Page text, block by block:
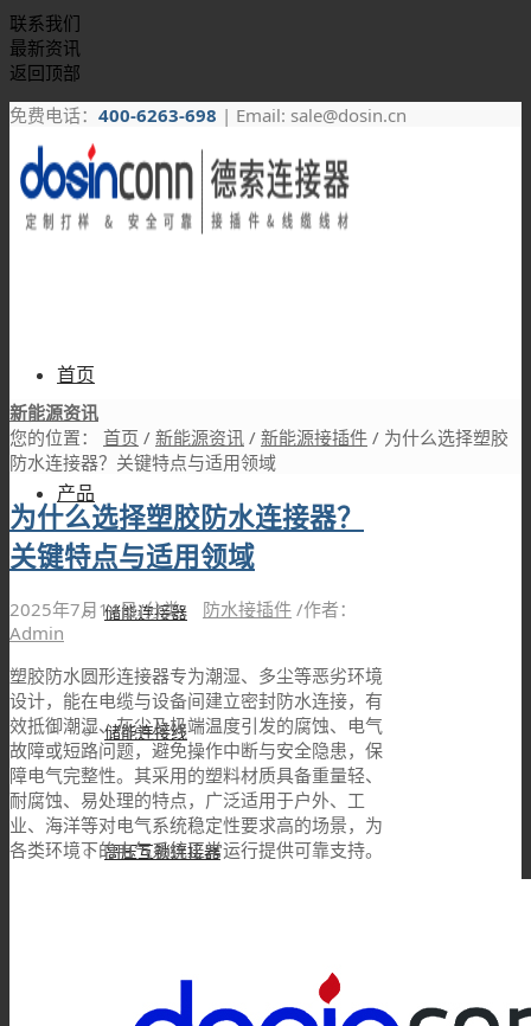
联系我们
最新资讯
返回顶部
免费电话： 400-6263-698 | Email: sale@dosin.cn
首页
产品
储能连接器
储能连接线
高压互锁连接器
新能源资讯
您的位置：
首页 / 新能源资讯 / 新能源接插件 / 为什么选择塑胶
防水连接器？关键特点与适用领域
为什么选择塑胶防水连接器？
关键特点与适用领域
2025年7月14日/分类： 防水接插件 /作者：
Admin
塑胶防水圆形连接器专为潮湿、多尘等恶劣环境
设计，能在电缆与设备间建立密封防水连接，有
效抵御潮湿、灰尘及极端温度引发的腐蚀、电气
故障或短路问题，避免操作中断与安全隐患，保
障电气完整性。其采用的塑料材质具备重量轻、
耐腐蚀、易处理的特点，广泛适用于户外、工
业、海洋等对电气系统稳定性要求高的场景，为
各类环境下的电气系统正常运行提供可靠支持。